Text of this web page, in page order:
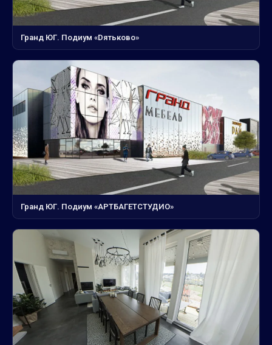
Гранд ЮГ. Подиум «Dятьково»
Гранд ЮГ. Подиум «АРТБАГЕТСТУДИО»